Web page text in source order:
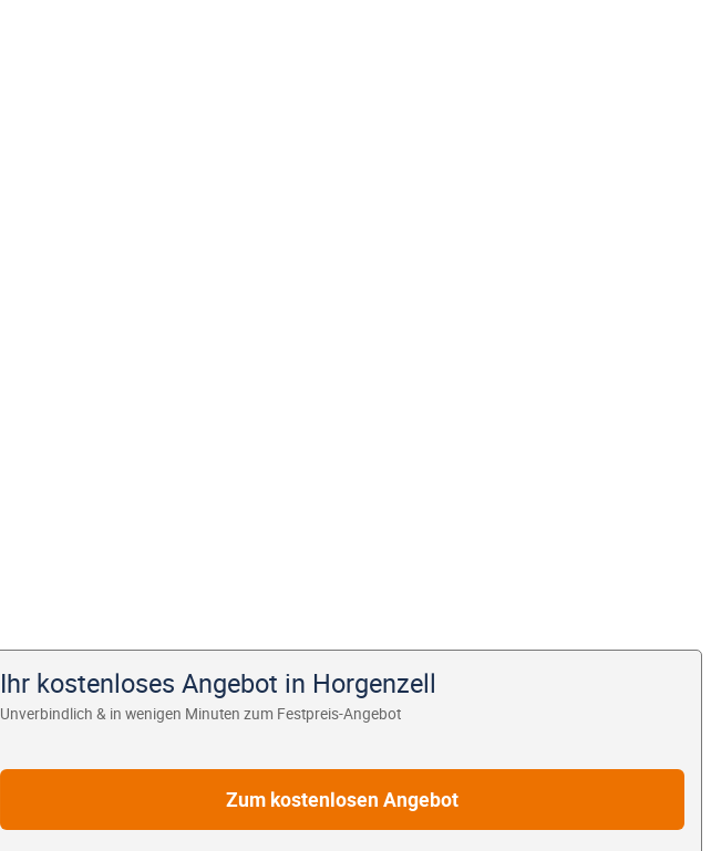
Ihr kostenloses Angebot in Horgenzell
Unverbindlich & in wenigen Minuten zum Festpreis-Angebot
Zum kostenlosen Angebot